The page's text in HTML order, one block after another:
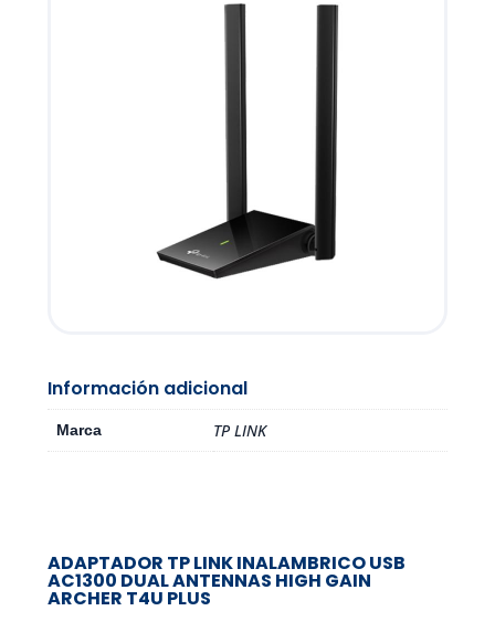
Información adicional
Marca TP LINK
ADAPTADOR TP LINK INALAMBRICO USB
AC1300 DUAL ANTENNAS HIGH GAIN
ARCHER T4U PLUS